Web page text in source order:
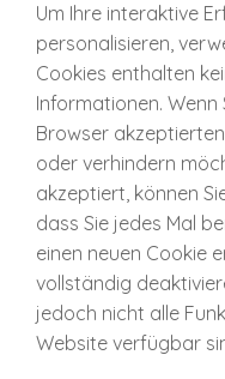
Um Ihre interaktive
personalisieren,
Cookies enthalten
Informationen. Wenn
Browser
oder verhindern
akzeptiert, können
dass Sie jedes Mal
einen neuen Cookie
vollständig
jedoch nicht alle
Website verfügbar